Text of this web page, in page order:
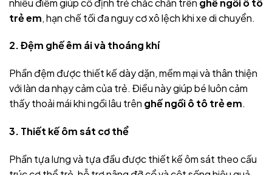
trẻ em, hạn chế tối đa nguy cơ xô lệch khi xe di chuyển.
2. Đệm ghế êm ái và thoáng khí
Phần đệm được thiết kế dày dặn, mềm mại và thân thiện
với làn da nhạy cảm của trẻ. Điều này giúp bé luôn cảm
thấy thoải mái khi ngồi lâu trên ghế ngồi ô tô trẻ em.
3. Thiết kế ôm sát cơ thể
Phần tựa lưng và tựa đầu được thiết kế ôm sát theo cấu